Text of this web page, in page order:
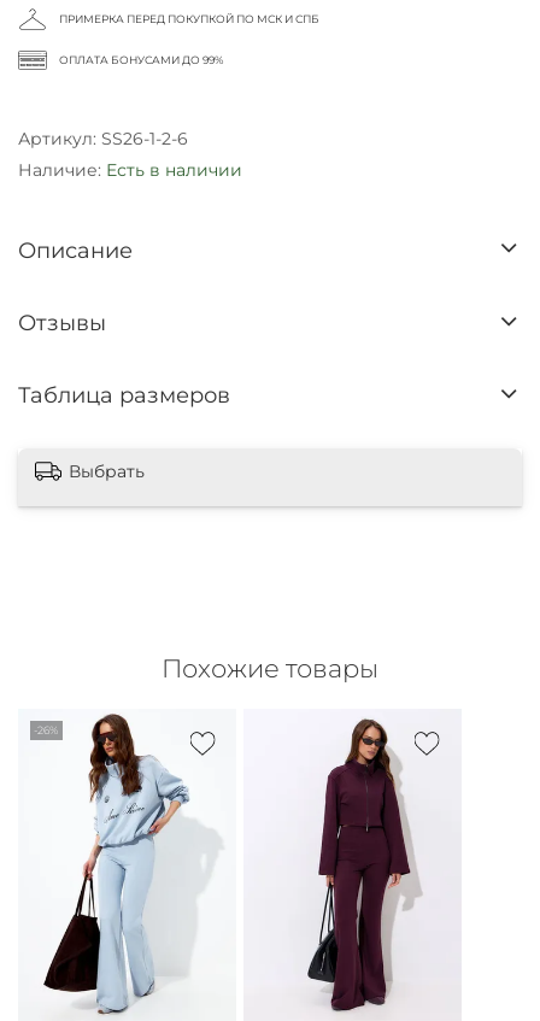
ПРИМЕРКА ПЕРЕД ПОКУПКОЙ ПО МСК И СПБ
ОПЛАТА БОНУСАМИ ДО 99%
Артикул: SS26-1-2-6
Наличие: Есть в наличии
Описание
Отзывы
Таблица размеров
Выбрать
Похожие товары
-26%